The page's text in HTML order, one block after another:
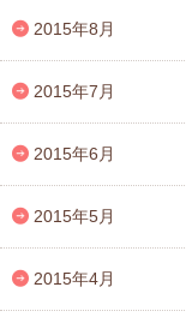
2015年8月
2015年7月
2015年6月
2015年5月
2015年4月